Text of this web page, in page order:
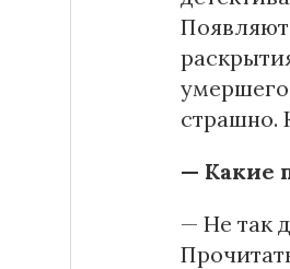
умершего
страшно.
— Какие
— Не так